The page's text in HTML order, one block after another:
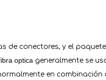
de conectores, y el
optica generalmente se
en combinación